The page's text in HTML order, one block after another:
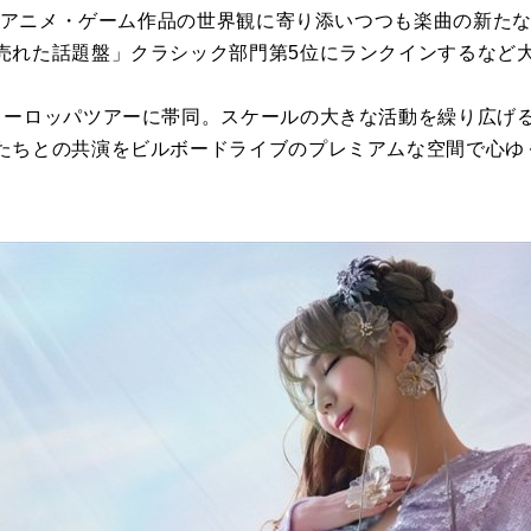
ニメ・ゲーム作品の世界観に寄り添いつつも楽曲の新た
れた話題盤」クラシック部門第5位にランクインするなど
ロッパツアーに帯同。スケールの大きな活動を繰り広げ
ちとの共演をビルボードライブのプレミアムな空間で心